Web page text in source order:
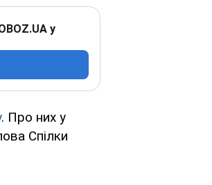
у
. Про них у
Спілки